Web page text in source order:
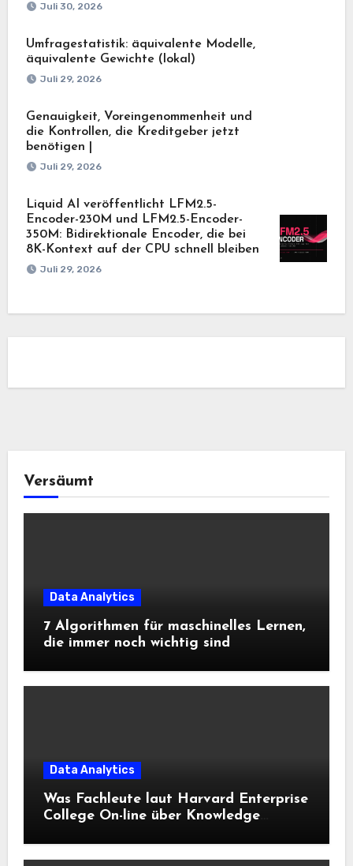
Juli 30, 2026
Umfragestatistik: äquivalente Modelle,
äquivalente Gewichte (lokal)
Juli 29, 2026
Genauigkeit, Voreingenommenheit und
die Kontrollen, die Kreditgeber jetzt
benötigen |
Juli 29, 2026
Liquid AI veröffentlicht LFM2.5-
Encoder-230M und LFM2.5-Encoder-
350M: Bidirektionale Encoder, die bei
8K-Kontext auf der CPU schnell bleiben
Juli 29, 2026
Versäumt
Data Analytics
7 Algorithmen für maschinelles Lernen,
die immer noch wichtig sind
Data Analytics
Was Fachleute laut Harvard Enterprise
College On-line über Knowledge